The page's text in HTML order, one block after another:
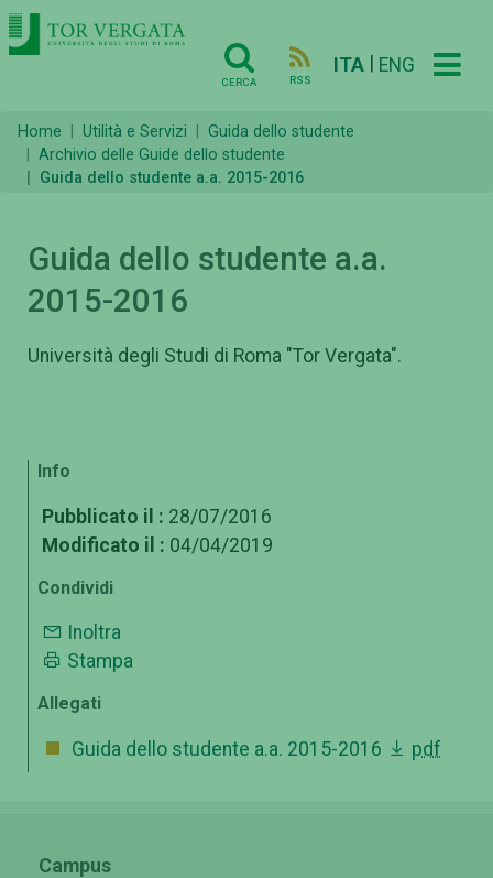
CERCA RSS
ITA ENG
Home Utilità e Servizi
Guida dello studente
Archivio delle Guide dello studente
Guida dello studente a.a. 2015-2016
Guida dello studente a.a.
2015-2016
Università degli Studi di Roma "Tor Vergata".
Info
Pubblicato il : 28/07/2016
Modificato il : 04/04/2019
Condividi
Inoltra
Stampa
Allegati
Guida dello studente a.a. 2015-2016 pdf
Campus